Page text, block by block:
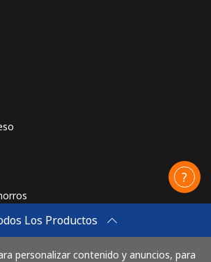
Los Productos
personalizar contenido y anuncios, para